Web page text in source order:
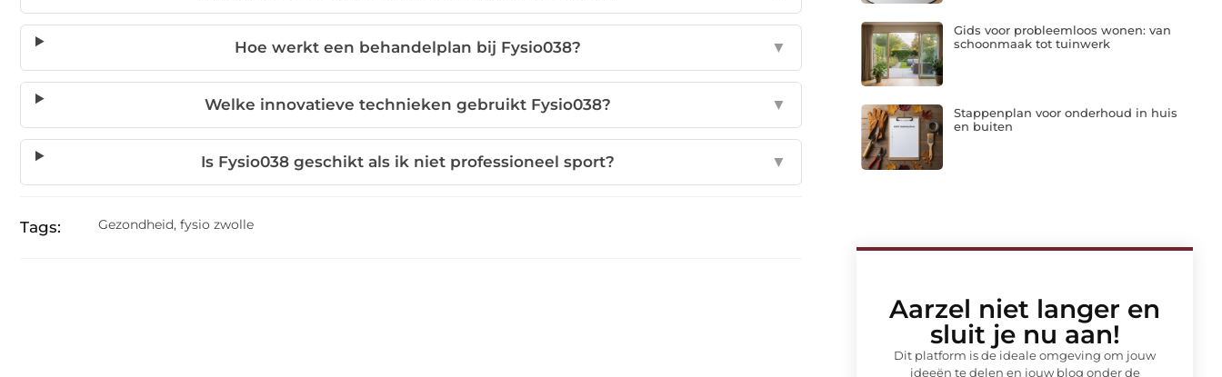
Hoe werkt een behandelplan bij Fysio038? ▼
Welke innovatieve technieken gebruikt Fysio038? ▼
Is Fysio038 geschikt als ik niet professioneel sport? ▼
Tags: Gezondheid, fysio zwolle
Gids voor probleemloos wonen: van
schoonmaak tot tuinwerk
Stappenplan voor onderhoud in huis
en buiten
Aarzel niet langer en
sluit je nu aan!
Dit platform is de ideale omgeving om jouw
ideeën te delen en jouw blog onder de